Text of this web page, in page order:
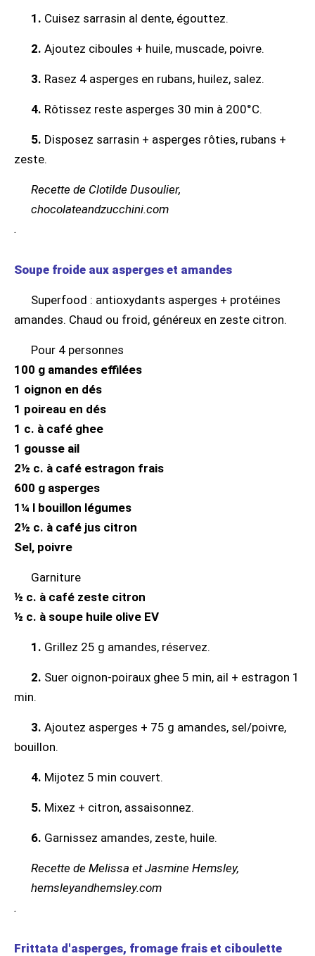
1. Cuisez sarrasin al dente, égouttez.
2. Ajoutez ciboules + huile, muscade, poivre.
3. Rasez 4 asperges en rubans, huilez, salez.
4. Rôtissez reste asperges 30 min à 200°C.
5. Disposez sarrasin + asperges rôties, rubans +
zeste.
Recette de Clotilde Dusoulier,
chocolateandzucchini.com
.
Soupe froide aux asperges et amandes
Superfood : antioxydants asperges + protéines
amandes. Chaud ou froid, généreux en zeste citron.
Pour 4 personnes
100 g amandes effilées
1 oignon en dés
1 poireau en dés
1 c. à café ghee
1 gousse ail
2½ c. à café estragon frais
600 g asperges
1¼ l bouillon légumes
2½ c. à café jus citron
Sel, poivre
Garniture
½ c. à café zeste citron
½ c. à soupe huile olive EV
1. Grillez 25 g amandes, réservez.
2. Suer oignon-poiraux ghee 5 min, ail + estragon 1
min.
3. Ajoutez asperges + 75 g amandes, sel/poivre,
bouillon.
4. Mijotez 5 min couvert.
5. Mixez + citron, assaisonnez.
6. Garnissez amandes, zeste, huile.
Recette de Melissa et Jasmine Hemsley,
hemsleyandhemsley.com
.
Frittata d'asperges, fromage frais et ciboulette